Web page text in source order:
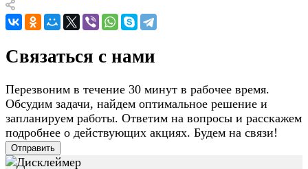
Связаться с нами
Перезвоним в течение 30 минут в рабочее время.
Обсудим задачи, найдем оптимальное решение и
запланируем работы. Ответим на вопросы и расскажем
подробнее о действующих акциях. Будем на связи!
Отправить